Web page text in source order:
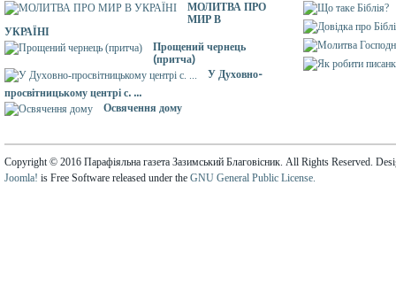
МОЛИТВА ПРО
МИР В
УКРАЇНІ
Прощений чернець
(притча)
У Духовно-
просвітницькому центрі с. ...
Освячення дому
Copyright © 2016 Парафіяльна газета Зазимський Благовісник. All Rights Reserved.
Joomla! is Free Software released under the GNU General Public License.